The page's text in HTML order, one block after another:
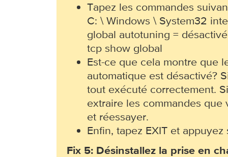
Tapez les commandes
C: \ Windows \ System32
global autotuning =
tcp show global
Est-ce que cela montre que
automatique est désactivé?
tout exécuté correctement.
extraire les commandes que
et réessayer.
Enfin, tapez EXIT et appuyez
Fix 5: Désinstallez la prise en